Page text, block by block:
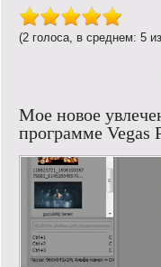
(2 голоса, в среднем: 5
Мое новое
программе Vegas